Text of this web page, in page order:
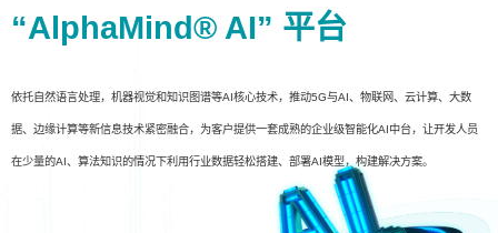
“AlphaMind® AI” 平台
依托自然语言处理，机器视觉和知识图谱等AI核心技术，推动5G与AI、物联网、云计算、大数
据、边缘计算等新信息技术紧密融合，为客户提供一套成熟的企业级智能化AI中台，让开发人员
在少量的AI、算法知识的情况下利用行业数据轻松搭建、部署AI模型，构建解决方案。